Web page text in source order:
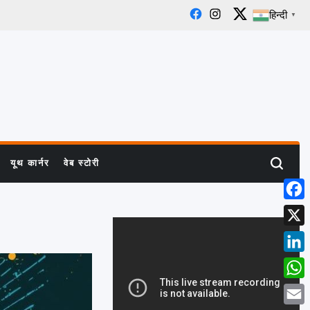
Facebook
Instagram
X हिन्दी ▼
यूथ कार्नर वेब स्टोरी Search
X